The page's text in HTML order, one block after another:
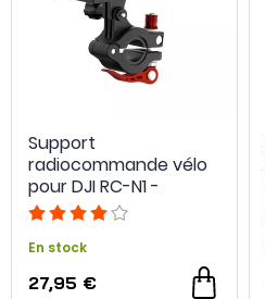
Support
radiocommande vélo
pour DJI RC-N1 -
Sunnylife
En stock
27,95 €